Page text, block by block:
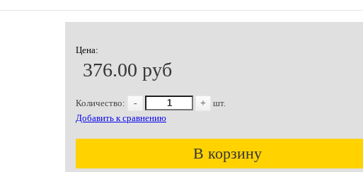
Цена:
376.00 руб
Количество: - +
шт.
Добавить к сравнению
В корзину